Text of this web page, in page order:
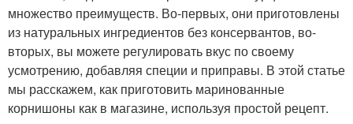
множество преимуществ. Во-первых, они приготовлены
из натуральных ингредиентов без консервантов, во-
вторых, вы можете регулировать вкус по своему
усмотрению, добавляя специи и приправы. В этой статье
мы расскажем, как приготовить маринованные
корнишоны как в магазине, используя простой рецепт.